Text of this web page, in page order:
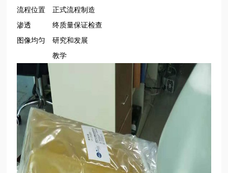
流程位置
渗透
图像均匀
正式流程制造
终质量保证检查
研究和发展
教学